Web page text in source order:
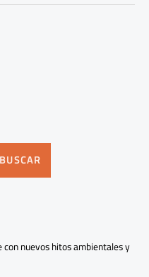
BUSCAR
nuevos hitos ambientales y